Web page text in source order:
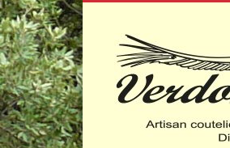
Créateur et Fabricant de